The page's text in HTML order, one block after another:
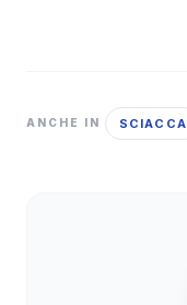
ANCHE IN SCIACCA